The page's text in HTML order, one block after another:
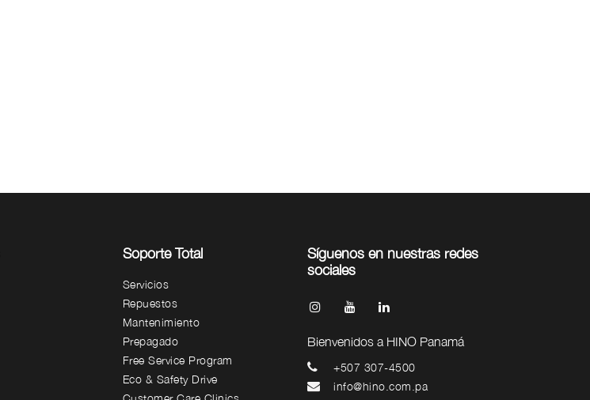
Soporte Total
Servicios
Repuestos
Mantenimiento
Prepagado
Free Service Program
Eco & Safety Drive
Síguenos en nuestras redes
sociales
Bienvenidos a HINO Panamá
+507 307-4500
info@hino.com.pa